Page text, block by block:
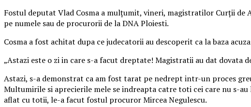
Fostul deputat Vlad Cosma a mulțumit, vineri, magistratilor Curții de
pe numele sau de procurorii de la DNA Ploiesti.
Cosma a fost achitat dupa ce judecatorii au descoperit ca la baza
„Astazi este o zi in care s-a facut dreptate! Magistratii au dat dovata
Astazi, s-a demonstrat ca am fost tarat pe nedrept intr-un proces
Multumirile si aprecierile mele se indreapta catre toti cei care nu s-
aflat cu totii, le-a facut fostul procuror Mircea Negulescu.